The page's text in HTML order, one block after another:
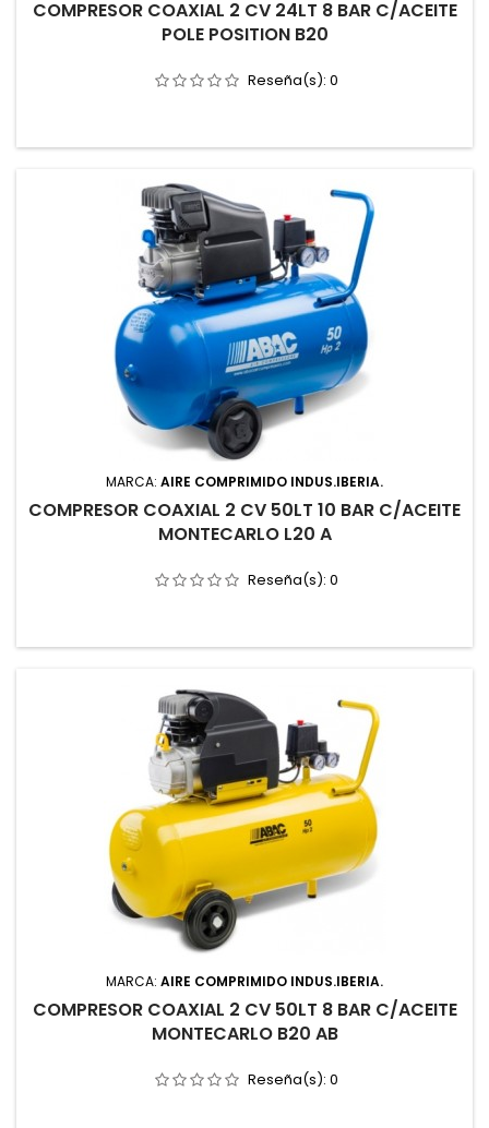
COMPRESOR COAXIAL 2 CV 24LT 8 BAR C/ACEITE
POLE POSITION B20
Reseña(s): 0
MARCA: AIRE COMPRIMIDO INDUS.IBERIA.
COMPRESOR COAXIAL 2 CV 50LT 10 BAR C/ACEITE
MONTECARLO L20 A
Reseña(s): 0
MARCA: AIRE COMPRIMIDO INDUS.IBERIA.
COMPRESOR COAXIAL 2 CV 50LT 8 BAR C/ACEITE
MONTECARLO B20 AB
Reseña(s): 0